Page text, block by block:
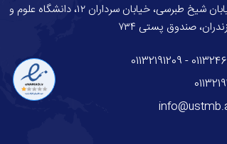
بابل، خیابان شیخ طبرسی، خیابان سرداران ۱۲، دانشگاه علوم و
صندوق پستی ۷۳۴
-
01132191209